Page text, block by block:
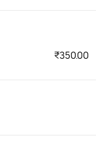
₹350.00